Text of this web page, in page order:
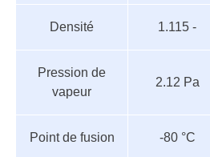
paramètres
Densité 1.115 -
Pression de
vapeur
2.12 Pa
Point de fusion -80 °C